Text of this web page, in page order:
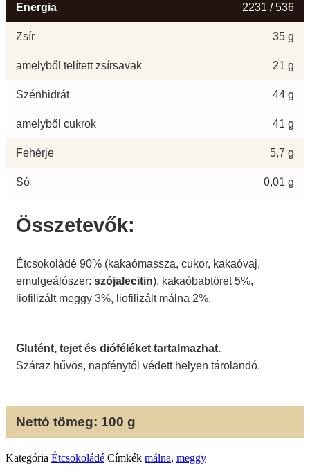
Energia 2231 / 536
Zsír 35 g
amelyből telített zsírsavak 21 g
Szénhidrát 44 g
amelyből cukrok 41 g
Fehérje 5,7 g
Só 0,01 g
Összetevők:
Étcsokoládé 90% (kakaómassza, cukor, kakaóvaj,
emulgeálószer: szójalecitin), kakaóbabtöret 5%,
liofilizált meggy 3%, liofilizált málna 2%.
Glutént, tejet és dióféléket tartalmazhat.
Száraz hűvös, napfénytől védett helyen tárolandó.
Nettó tömeg: 100 g
Kategória Étcsokoládé Címkék málna, meggy